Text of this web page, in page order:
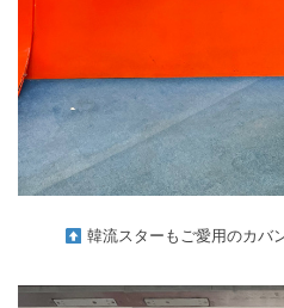
韓流スターもご愛用のカバ